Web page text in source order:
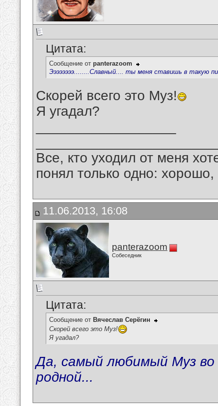
Цитата:
Сообщение от panterazoom
Ээээээээ........Славный.... ты меня ставишь в такую
Скорей всего это Муз!
Я угадал?
Все, кто уходил от меня
понял только одно:
11.06.2013, 16:08
panterazoom
Собеседник
Цитата:
Сообщение от Вячеслав Серёгин
Скорей всего это Муз!
Я угадал?
Да, самый любимый Муз
родной...